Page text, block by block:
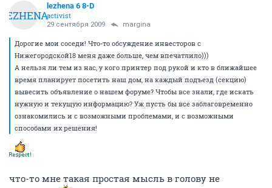
LEZHENA
lezhena 6 8-D
activist
29 сентября 2009 margina
Дорогие мои соседи! Что-то обсуждение инвесторов с
Нижегородской18 меня даже больше, чем впечатлило)))
А нельзя ли тем из нас, у кого принтер под рукой и кто в ближайшее
время планирует посетить наш дом, на каждый подъезд (секцию)
вывесить объявление о нашем форуме? Чтобы все знали, где искать
нужную и текущую информацию? Уж пусть бы все заблаговременно
ознакомились и с возможными проблемами, и с возможными
способами их решения!
что-то мне такая простая мысль в голову не